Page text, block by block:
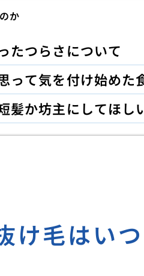
か
たつらさについて
て気を付け始めた
髪か坊主にしてほし
け毛はい